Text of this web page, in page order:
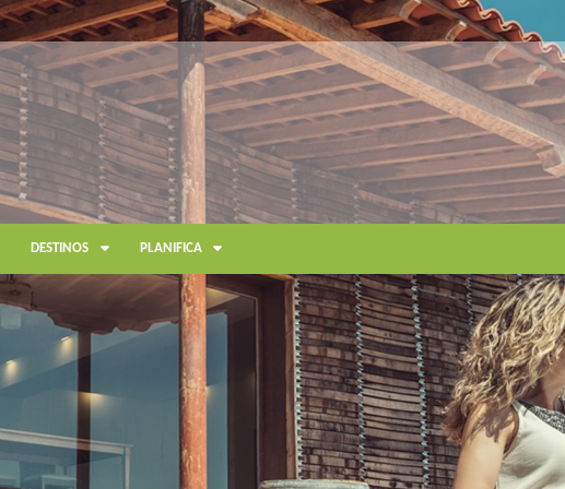
DESTINOS PLANIFICA